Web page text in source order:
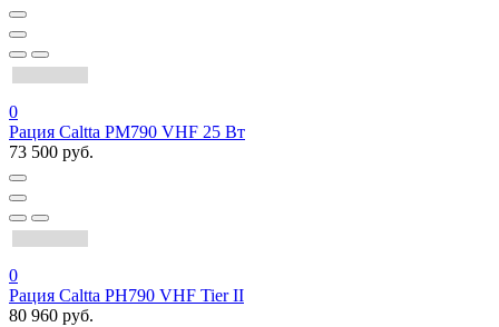
0
Рация Caltta PM790 VHF 25 Вт
73 500 руб.
0
Рация Caltta PH790 VHF Tier II
80 960 руб.